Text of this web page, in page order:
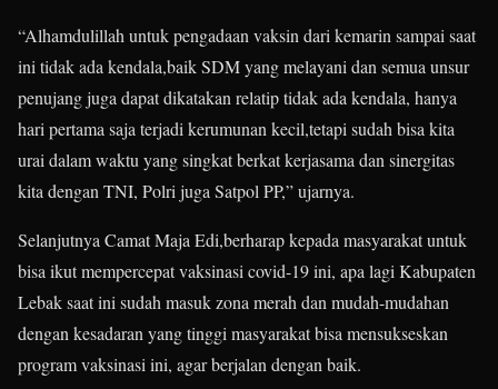
“Alhamdulillah untuk pengadaan vaksin dari kemarin sampai saat
ini tidak ada kendala,baik SDM yang melayani dan semua unsur
penujang juga dapat dikatakan relatip tidak ada kendala, hanya
hari pertama saja terjadi kerumunan kecil,tetapi sudah bisa kita
urai dalam waktu yang singkat berkat kerjasama dan sinergitas
kita dengan TNI, Polri juga Satpol PP,” ujarnya.
Selanjutnya Camat Maja Edi,berharap kepada masyarakat untuk
bisa ikut mempercepat vaksinasi covid-19 ini, apa lagi Kabupaten
Lebak saat ini sudah masuk zona merah dan mudah-mudahan
dengan kesadaran yang tinggi masyarakat bisa mensukseskan
program vaksinasi ini, agar berjalan dengan baik.